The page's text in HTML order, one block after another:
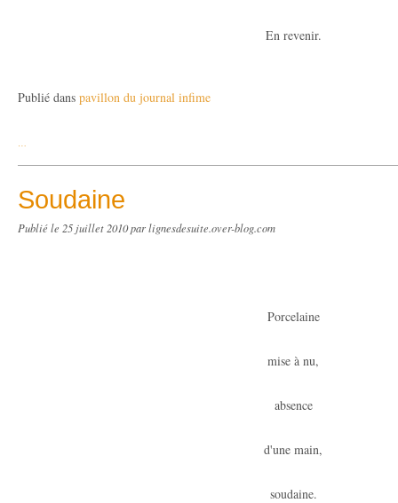
En revenir.
Publié dans pavillon du journal infime
…
Soudaine
Publié le 25 juillet 2010par lignesdesuite.over-blog.com
Porcelaine
mise à nu,
absence
d'une main,
soudaine.